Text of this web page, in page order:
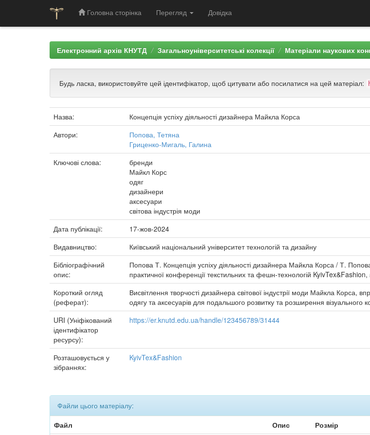
Головна сторінка Перегляд Довідка
Електронний архів КНУТД Загальноуніверситетські колекції Матеріали наукових
Будь ласка, використовуйте цей ідентифікатор, щоб цитувати або посилатися на цей матеріал:
Назва:
Концепція успіху діяльності дизайнера Майкла Корса
Автори:
Попова, Тетяна
Гриценко-Мигаль, Галина
Ключові слова:
бренди
Майкл Корс
одяг
дизайнери
аксесуари
світова індустрія моди
Дата публікації:
17-жов-2024
Видавництво:
Київський національний університет технологій та дизайну
Бібліографічний
опис:
Попова Т. Концепція успіху діяльності дизайнера Майкла Корса / Т.
практичної конференції текстильних та фешн-технологій
Короткий огляд
(реферат):
Висвітлення творчості дизайнера світової індустрії моди Майкла Корса,
одягу та аксесуарів для подальшого розвитку та розширення візуального
URI (Уніфікований
ідентифікатор
ресурсу):
https://er.knutd.edu.ua/handle/123456789/31444
Розташовується у
зібраннях:
KyivTex&Fashion
Файли цього матеріалу:
Файл
Опис Розмір